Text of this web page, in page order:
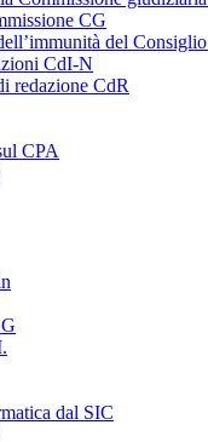
CG
del
CdI-N
redazione CdR
CPA
dal SIC